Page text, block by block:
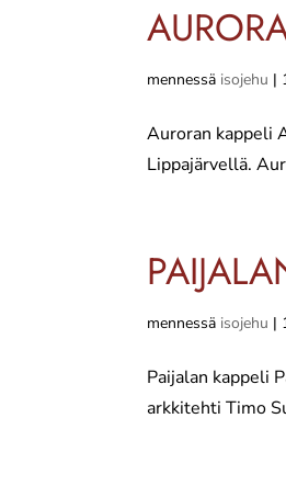
mennessä isojehu |
Auroran kappeli
Lippajärvellä.
mennessä isojehu |
Paijalan k​appeli
arkkitehti Timo